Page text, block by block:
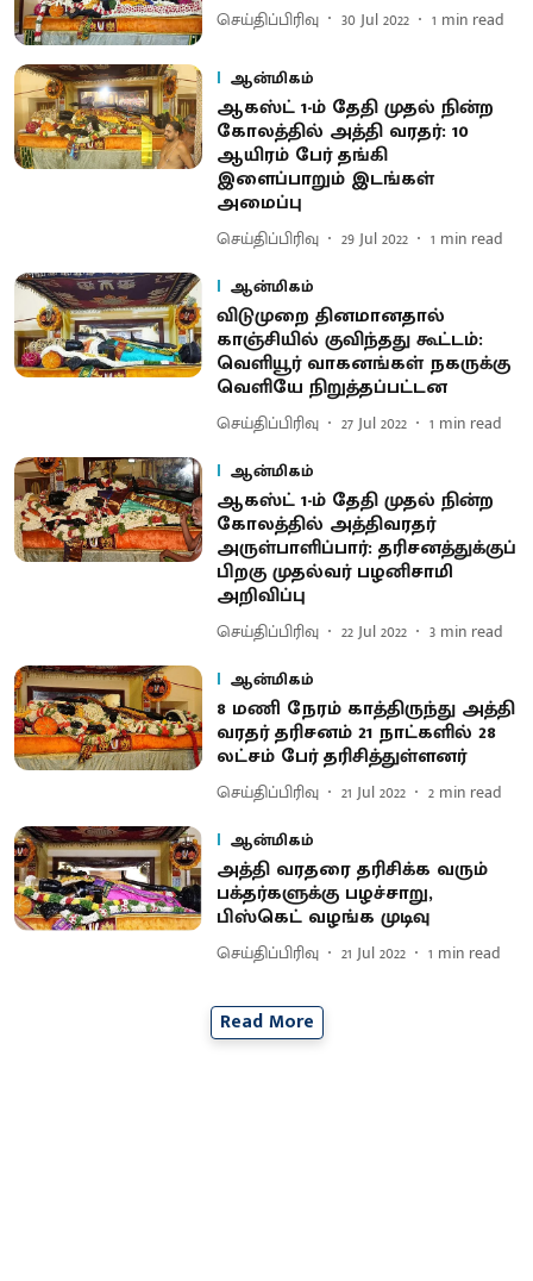
செய்திப்பிரிவு 30 Jul 2022 1 min read
ஆன்மிகம்
ஆகஸ்ட் 1-ம் தேதி முதல் நின்ற
கோலத்தில் அத்தி வரதர்: 10
ஆயிரம் பேர் தங்கி
இளைப்பாறும் இடங்கள்
அமைப்பு
செய்திப்பிரிவு 29 Jul 2022 1 min read
ஆன்மிகம்
விடுமுறை தினமானதால்
காஞ்சியில் குவிந்தது கூட்டம்:
வெளியூர் வாகனங்கள் நகருக்கு
வெளியே நிறுத்தப்பட்டன
செய்திப்பிரிவு 27 Jul 2022 1 min read
ஆன்மிகம்
ஆகஸ்ட் 1-ம் தேதி முதல் நின்ற
கோலத்தில் அத்திவரதர்
அருள்பாளிப்பார்: தரிசனத்துக்குப்
பிறகு முதல்வர் பழனிசாமி
அறிவிப்பு
செய்திப்பிரிவு 22 Jul 2022 3 min read
ஆன்மிகம்
8 மணி நேரம் காத்திருந்து அத்தி
வரதர் தரிசனம் 21 நாட்களில் 28
லட்சம் பேர் தரிசித்துள்ளனர்
செய்திப்பிரிவு 21 Jul 2022 2 min read
ஆன்மிகம்
அத்தி வரதரை தரிசிக்க வரும்
பக்தர்களுக்கு பழச்சாறு,
பிஸ்கெட் வழங்க முடிவு
செய்திப்பிரிவு 21 Jul 2022 1 min read
Read More